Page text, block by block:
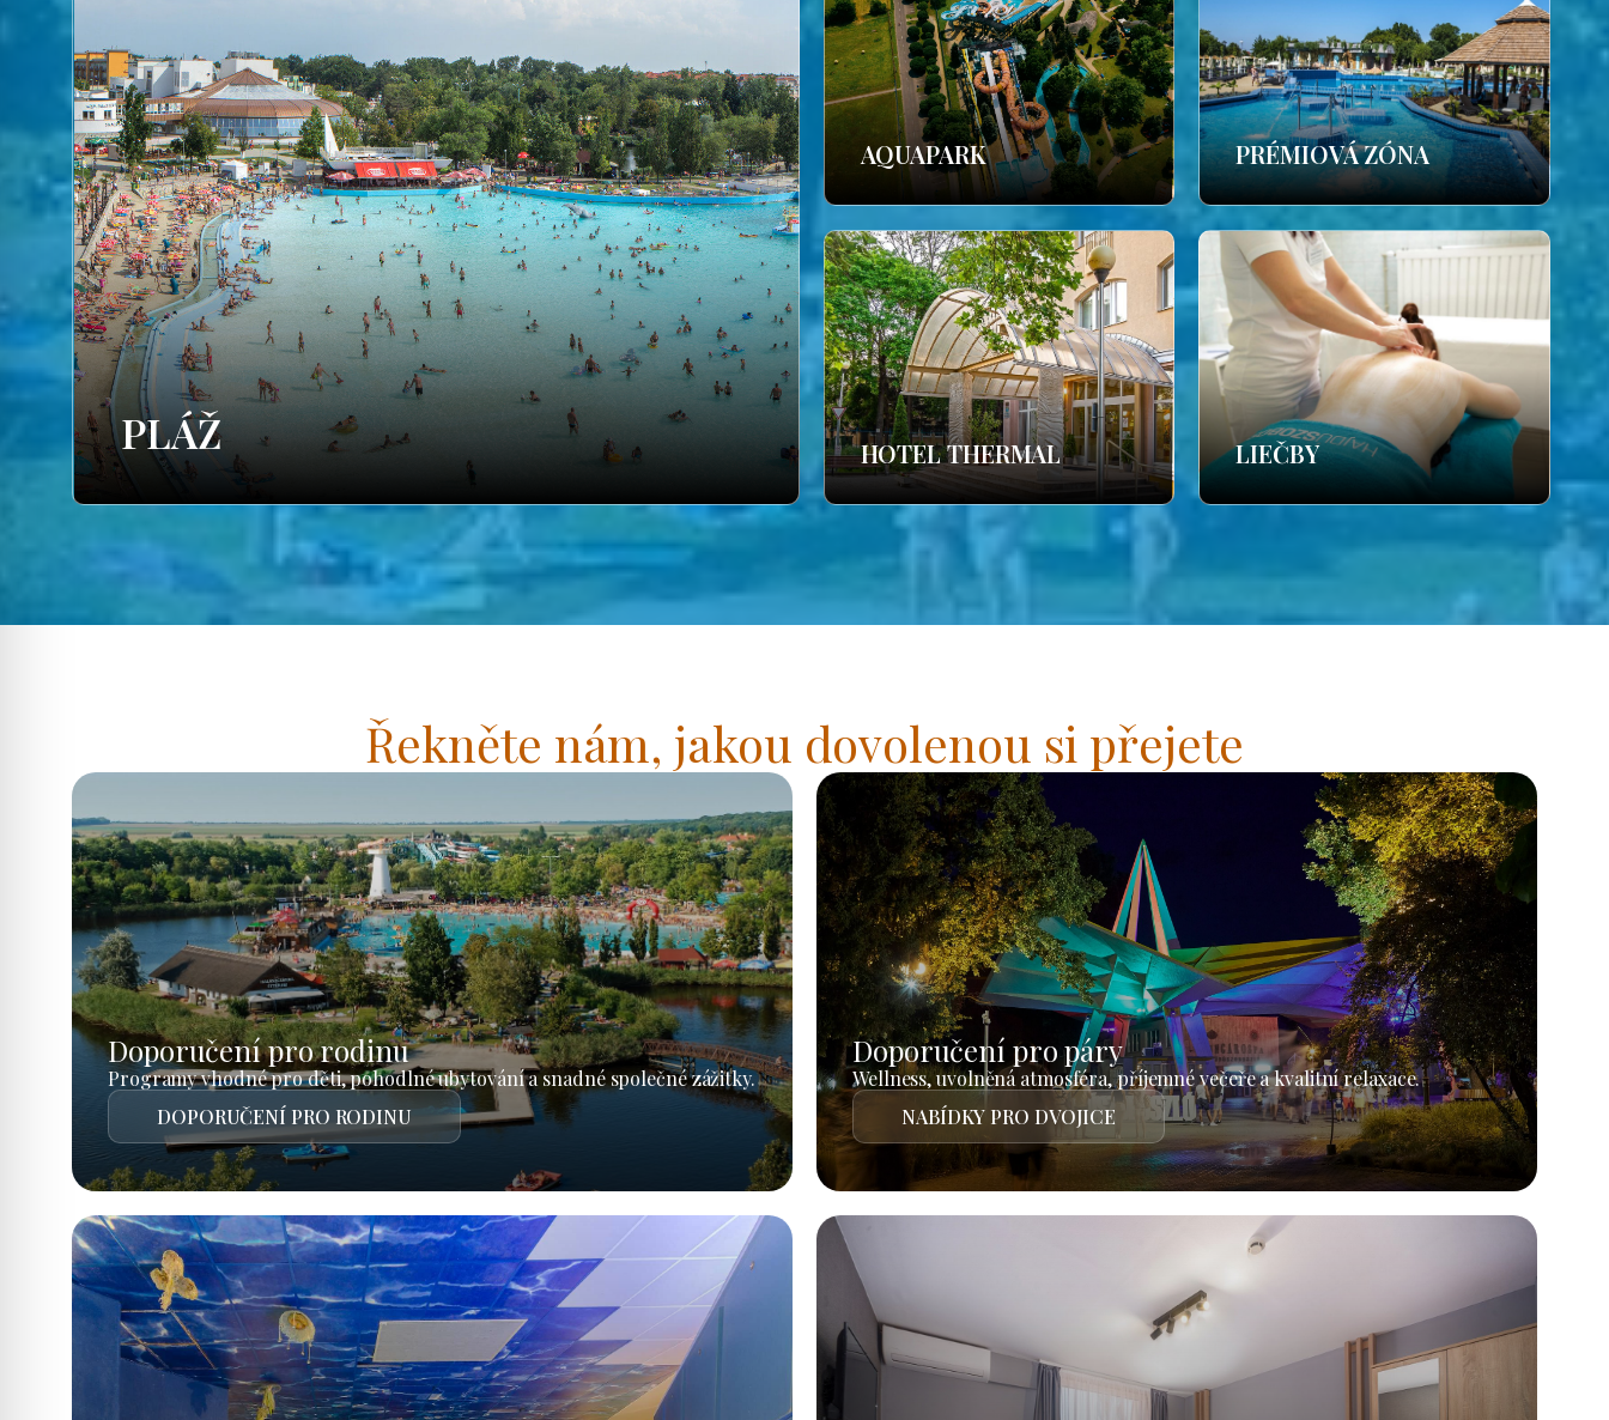
PLÁŽ
AQUAPARK PRÉMIOVÁ ZÓNA
HOTEL THERMAL LIEČBY
Řekněte nám, jakou dovolenou si přejete
Doporučení pro rodinu
Programy vhodné pro děti, pohodlné ubytování a snadné společné zážitky.
DOPORUČENÍ PRO RODINU
Doporučení pro páry
Wellness, uvolněná atmosféra, příjemné večeře a kvalitní relaxace.
NABÍDKY PRO DVOJICE